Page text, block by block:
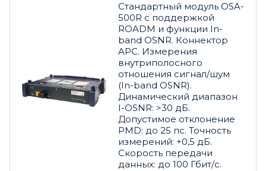
Стандартный модуль OSA-
500R с поддержкой
ROADM и функции In-
band OSNR. Коннектор
APC. Измерения
внутриполосного
отношения сигнал/шум
(In-band OSNR).
Динамический диапазон
I-OSNR: >30 дБ.
Допустимое отклонение
PMD: до 25 пс. Точность
измерений: +0,5 дБ.
Скорость передачи
данных: до 100 Гбит/с.